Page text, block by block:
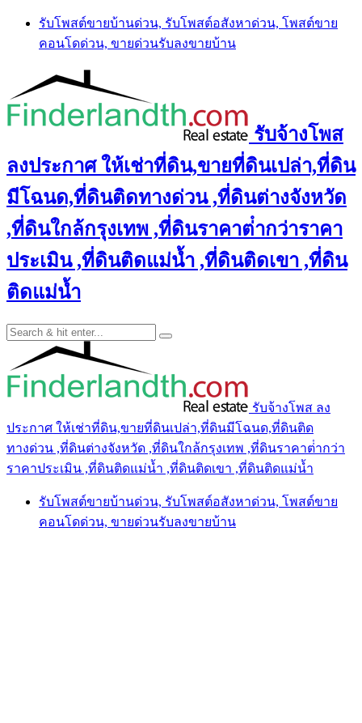
Skip
content
รับโพสต์ขายบ้านด่วน, รับโพสต์อสังหาด่วน, โพสต์ขาย
คอนโดด่วน, ขายด่วนรับลงขายบ้าน
รับจ้างโพส
ลงประกาศ ให้เช่าที่ดิน,ขายที่ดินเปล่า,ที่ดิน
มีโฉนด,ที่ดินติดทางด่วน ,ที่ดินต่างจังหวัด
,ที่ดินใกล้กรุงเทพ ,ที่ดินราคาต่ํากว่าราคา
ประเมิน ,ที่ดินติดแม่น้ำ ,ที่ดินติดเขา ,ที่ดิน
ติดแม่น้ำ
รับจ้างโพส ลง
ประกาศ ให้เช่าที่ดิน,ขายที่ดินเปล่า,ที่ดินมีโฉนด,ที่ดินติด
ทางด่วน ,ที่ดินต่างจังหวัด ,ที่ดินใกล้กรุงเทพ ,ที่ดินราคาต่ํากว่า
ราคาประเมิน ,ที่ดินติดแม่น้ำ ,ที่ดินติดเขา ,ที่ดินติดแม่น้ำ
รับโพสต์ขายบ้านด่วน, รับโพสต์อสังหาด่วน, โพสต์ขาย
คอนโดด่วน, ขายด่วนรับลงขายบ้าน